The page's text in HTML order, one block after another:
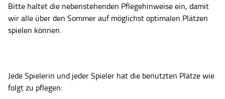
Bitte haltet die nebenstehenden Pflegehinweise ein, damit
wir alle über den Sommer auf möglichst optimalen Plätzen
spielen können.
Jede Spielerin und jeder Spieler hat die benutzten Plätze wie
folgt zu pflegen: